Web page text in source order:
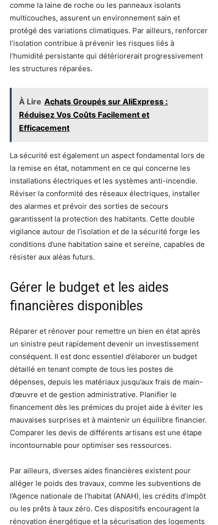
comme la laine de roche ou les panneaux isolants
multicouches, assurent un environnement sain et
protégé des variations climatiques. Par ailleurs, renforcer
l’isolation contribue à prévenir les risques liés à
l’humidité persistante qui détériorerait progressivement
les structures réparées.
À Lire Achats Groupés sur AliExpress :
Réduisez Vos Coûts Facilement et
Efficacement
La sécurité est également un aspect fondamental lors de
la remise en état, notamment en ce qui concerne les
installations électriques et les systèmes anti-incendie.
Réviser la conformité des réseaux électriques, installer
des alarmes et prévoir des sorties de secours
garantissent la protection des habitants. Cette double
vigilance autour de l’isolation et de la sécurité forge les
conditions d’une habitation saine et sereine, capables de
résister aux aléas futurs.
Gérer le budget et les aides
financières disponibles
Réparer et rénover pour remettre un bien en état après
un sinistre peut rapidement devenir un investissement
conséquent. Il est donc essentiel d’élaborer un budget
détaillé en tenant compte de tous les postes de
dépenses, depuis les matériaux jusqu’aux frais de main-
d’œuvre et de gestion administrative. Planifier le
financement dès les prémices du projet aide à éviter les
mauvaises surprises et à maintenir un équilibre financier.
Comparer les devis de différents artisans est une étape
incontournable pour optimiser ses ressources.
Par ailleurs, diverses aides financières existent pour
alléger le poids des travaux, comme les subventions de
l’Agence nationale de l’habitat (ANAH), les crédits d’impôt
ou les prêts à taux zéro. Ces dispositifs encouragent la
rénovation énergétique et la sécurisation des logements